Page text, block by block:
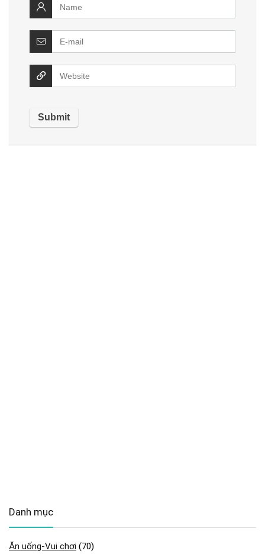
Danh mục
Ăn uống-Vui chơi (70)